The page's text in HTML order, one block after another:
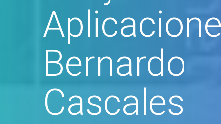
Bernardo
Cascales